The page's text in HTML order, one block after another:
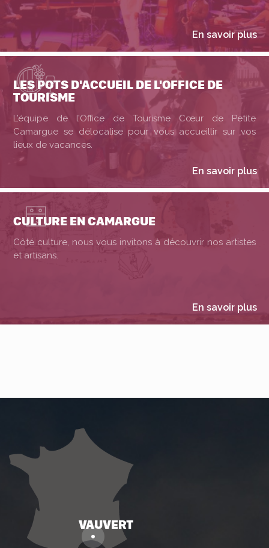
En savoir plus
LES POTS D'ACCUEIL DE L'OFFICE DE
TOURISME
L’équipe de l’Office de Tourisme Cœur de Petite
Camargue se délocalise pour vous accueillir sur vos
lieux de vacances.
En savoir plus
CULTURE EN CAMARGUE
Côté culture, nous vous invitons à découvrir nos artistes
et artisans.
En savoir plus